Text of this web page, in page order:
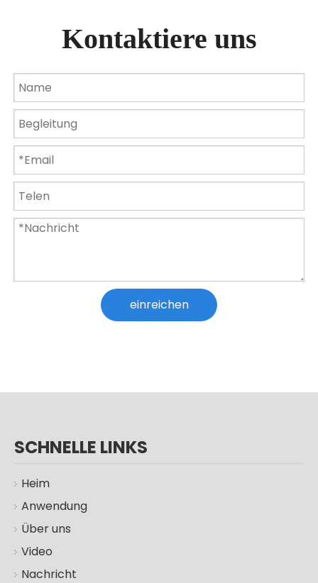
Kontaktiere uns
einreichen
SCHNELLE LINKS
Heim
Anwendung
Über uns
Video
Nachricht